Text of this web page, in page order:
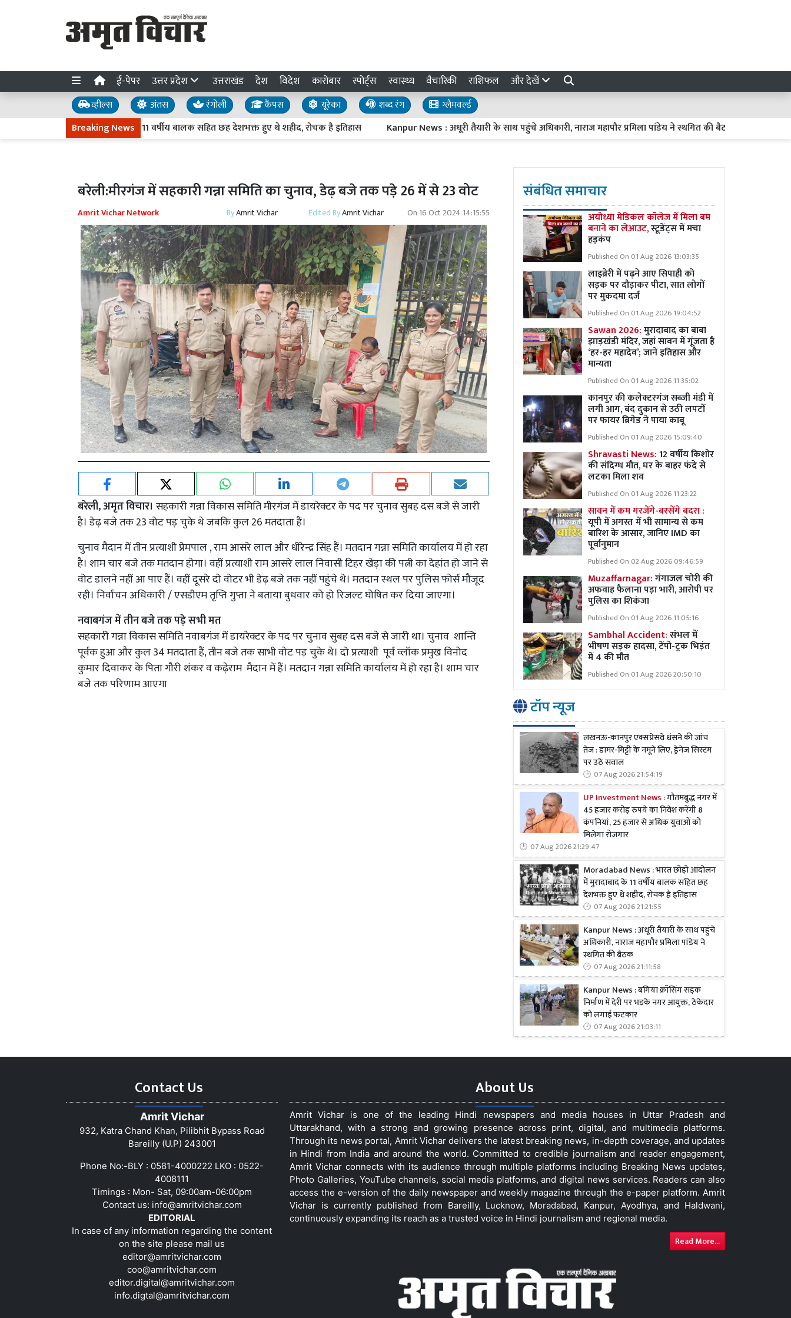
ई-पेपर उत्तर प्रदेश उत्तराखंड देश विदेश कारोबार स्पोर्ट्स स्वास्थ्य वैचारिकी राशिफल और देखें
व्हील्स अंतस रंगोली कैंपस यूरेका शब्द रंग
ग्लैमवर्ल्ड
Breaking News
आंदोलन में मुरादाबाद के 11 वर्षीय बालक सहित छह देशभक्त हुए थे शहीद, रोचक है इतिहास Kanpur News : अधूरी तैयारी के साथ पहुंचे अधिकारी, नाराज महापौर प्रमिला पांडेय ने स्थगित की बैठक
बरेली:मीरगंज में सहकारी गन्ना समिति का चुनाव, डेढ़ बजे तक पड़े 26 में से 23 वोट
Amrit Vichar Network ByAmrit Vichar Edited ByAmrit Vichar On 16 Oct 2024 14:15:55
बरेली, अमृत विचार। सहकारी गन्ना विकास समिति मीरगंज में डायरेक्टर के पद पर चुनाव सुबह दस बजे से जारी
है। डेढ़ बजे तक 23 वोट पड़ चुके थे जबकि कुल 26 मतदाता हैं।
चुनाव मैदान में तीन प्रत्याशी प्रेमपाल , राम आसरे लाल और धीरेन्द्र सिंह हैं। मतदान गन्ना समिति कार्यालय में हो रहा
है। शाम चार बजे तक मतदान होगा। वहीं प्रत्याशी राम आसरे लाल निवासी टिहर खेड़ा की पत्नी का देहांत हो जाने से
वोट डालने नहीं आ पाए हैं। वहीं दूसरे दो वोटर भी डेढ़ बजे तक नहीं पहुंचे थे। मतदान स्थल पर पुलिस फोर्स मौजूद
रही। निर्वाचन अधिकारी / एसडीएम तृप्ति गुप्ता ने बताया बुधवार को हो रिजल्ट घोषित कर दिया जाएगा।
नवाबगंज में तीन बजे तक पड़े सभी मत
सहकारी गन्ना विकास समिति नवाबगंज में डायरेक्टर के पद पर चुनाव सुबह दस बजे से जारी था। चुनाव शान्ति
पूर्वक हुआ और कुल 34 मतदाता हैं, तीन बजे तक साभी वोट पड़ चुके थे। दो प्रत्याशी पूर्व व्लॉक प्रमुख विनोद
कुमार दिवाकर के पिता गौरी शंकर व कढ़ेराम मैदान में हैं। मतदान गन्ना समिति कार्यालय में हो रहा है। शाम चार
बजे तक परिणाम आएगा
संबंधित समाचार
अयोध्या मेडिकल कॉलेज में मिला बम
बनाने का लेआउट,स्टूडेंट्स में मचा
हड़कंप
Published On 01 Aug 2026 13:03:35
लाइब्रेरी में पढ़ने आए सिपाही को
सड़क पर दौड़ाकर पीटा, सात लोगों
पर मुकदमा दर्ज
Published On 01 Aug 2026 19:04:52
Sawan 2026:मुरादाबाद का बाबा
झाड़खंडी मंदिर, जहां सावन में गूंजता है
‘हर-हर महादेव’; जानें इतिहास और
मान्यता
Published On 01 Aug 2026 11:35:02
कानपुर की कलेक्टरगंज सब्जी मंडी में
लगी आग, बंद दुकान से उठी लपटों
पर फायर ब्रिगेड ने पाया काबू
Published On 01 Aug 2026 15:09:40
Shravasti News:12 वर्षीय किशोर
की संदिग्ध मौत, घर के बाहर फंदे से
लटका मिला शव
Published On 01 Aug 2026 11:23:22
सावन में कम गरजेंगे-बरसेंगे बदरा :
यूपी में अगस्त में भी सामान्य से कम
बारिश के आसार, जानिए IMD का
पूर्वानुमान
Published On 02 Aug 2026 09:46:59
Muzaffarnagar:गंगाजल चोरी की
अफवाह फैलाना पड़ा भारी, आरोपी पर
पुलिस का शिकंजा
Published On 01 Aug 2026 11:05:16
Sambhal Accident:संभल में
भीषण सड़क हादसा, टेंपो-ट्रक भिड़ंत
में 4 की मौत
Published On 01 Aug 2026 20:50:10
टॉप न्यूज
लखनऊ-कानपुर एक्सप्रेसवे धंसने की जांच
तेज : डामर-मिट्टी के नमूने लिए, ड्रेनेज सिस्टम
पर उठे सवाल
07 Aug 2026 21:54:19
UP Investment News :गौतमबुद्ध नगर में
45 हजार करोड़ रुपये का निवेश करेंगी 8
कंपनियां, 25 हजार से अधिक युवाओं को
मिलेगा रोजगार
07 Aug 2026 21:29:47
Moradabad News : भारत छोड़ो आंदोलन
में मुरादाबाद के 11 वर्षीय बालक सहित छह
देशभक्त हुए थे शहीद, रोचक है इतिहास
07 Aug 2026 21:21:55
Kanpur News : अधूरी तैयारी के साथ पहुंचे
अधिकारी, नाराज महापौर प्रमिला पांडेय ने
स्थगित की बैठक
07 Aug 2026 21:11:58
Kanpur News : बगिया क्रॉसिंग सड़क
निर्माण में देरी पर भड़के नगर आयुक्त, ठेकेदार
को लगाई फटकार
07 Aug 2026 21:03:11
Contact Us
Amrit Vichar
932, Katra Chand Khan, Pilibhit Bypass Road
Bareilly (U.P) 243001
Phone No:-BLY : 0581-4000222 LKO : 0522-
4008111
Timings : Mon- Sat, 09:00am-06:00pm
Contact us: info@amritvichar.com
EDITORIAL
In case of any information regarding the content
on the site please mail us
editor@amritvichar.com
coo@amritvichar.com
editor.digital@amritvichar.com
info.digtal@amritvichar.com
About Us
Amrit Vichar is one of the leading Hindi newspapers and media houses in Uttar Pradesh and
Uttarakhand, with a strong and growing presence across print, digital, and multimedia platforms.
Through its news portal, Amrit Vichar delivers the latest breaking news, in-depth coverage, and updates
in Hindi from India and around the world. Committed to credible journalism and reader engagement,
Amrit Vichar connects with its audience through multiple platforms including Breaking News updates,
Photo Galleries, YouTube channels, social media platforms, and digital news services. Readers can also
access the e-version of the daily newspaper and weekly magazine through the e-paper platform. Amrit
Vichar is currently published from Bareilly, Lucknow, Moradabad, Kanpur, Ayodhya, and Haldwani,
continuously expanding its reach as a trusted voice in Hindi journalism and regional media.
Read More...